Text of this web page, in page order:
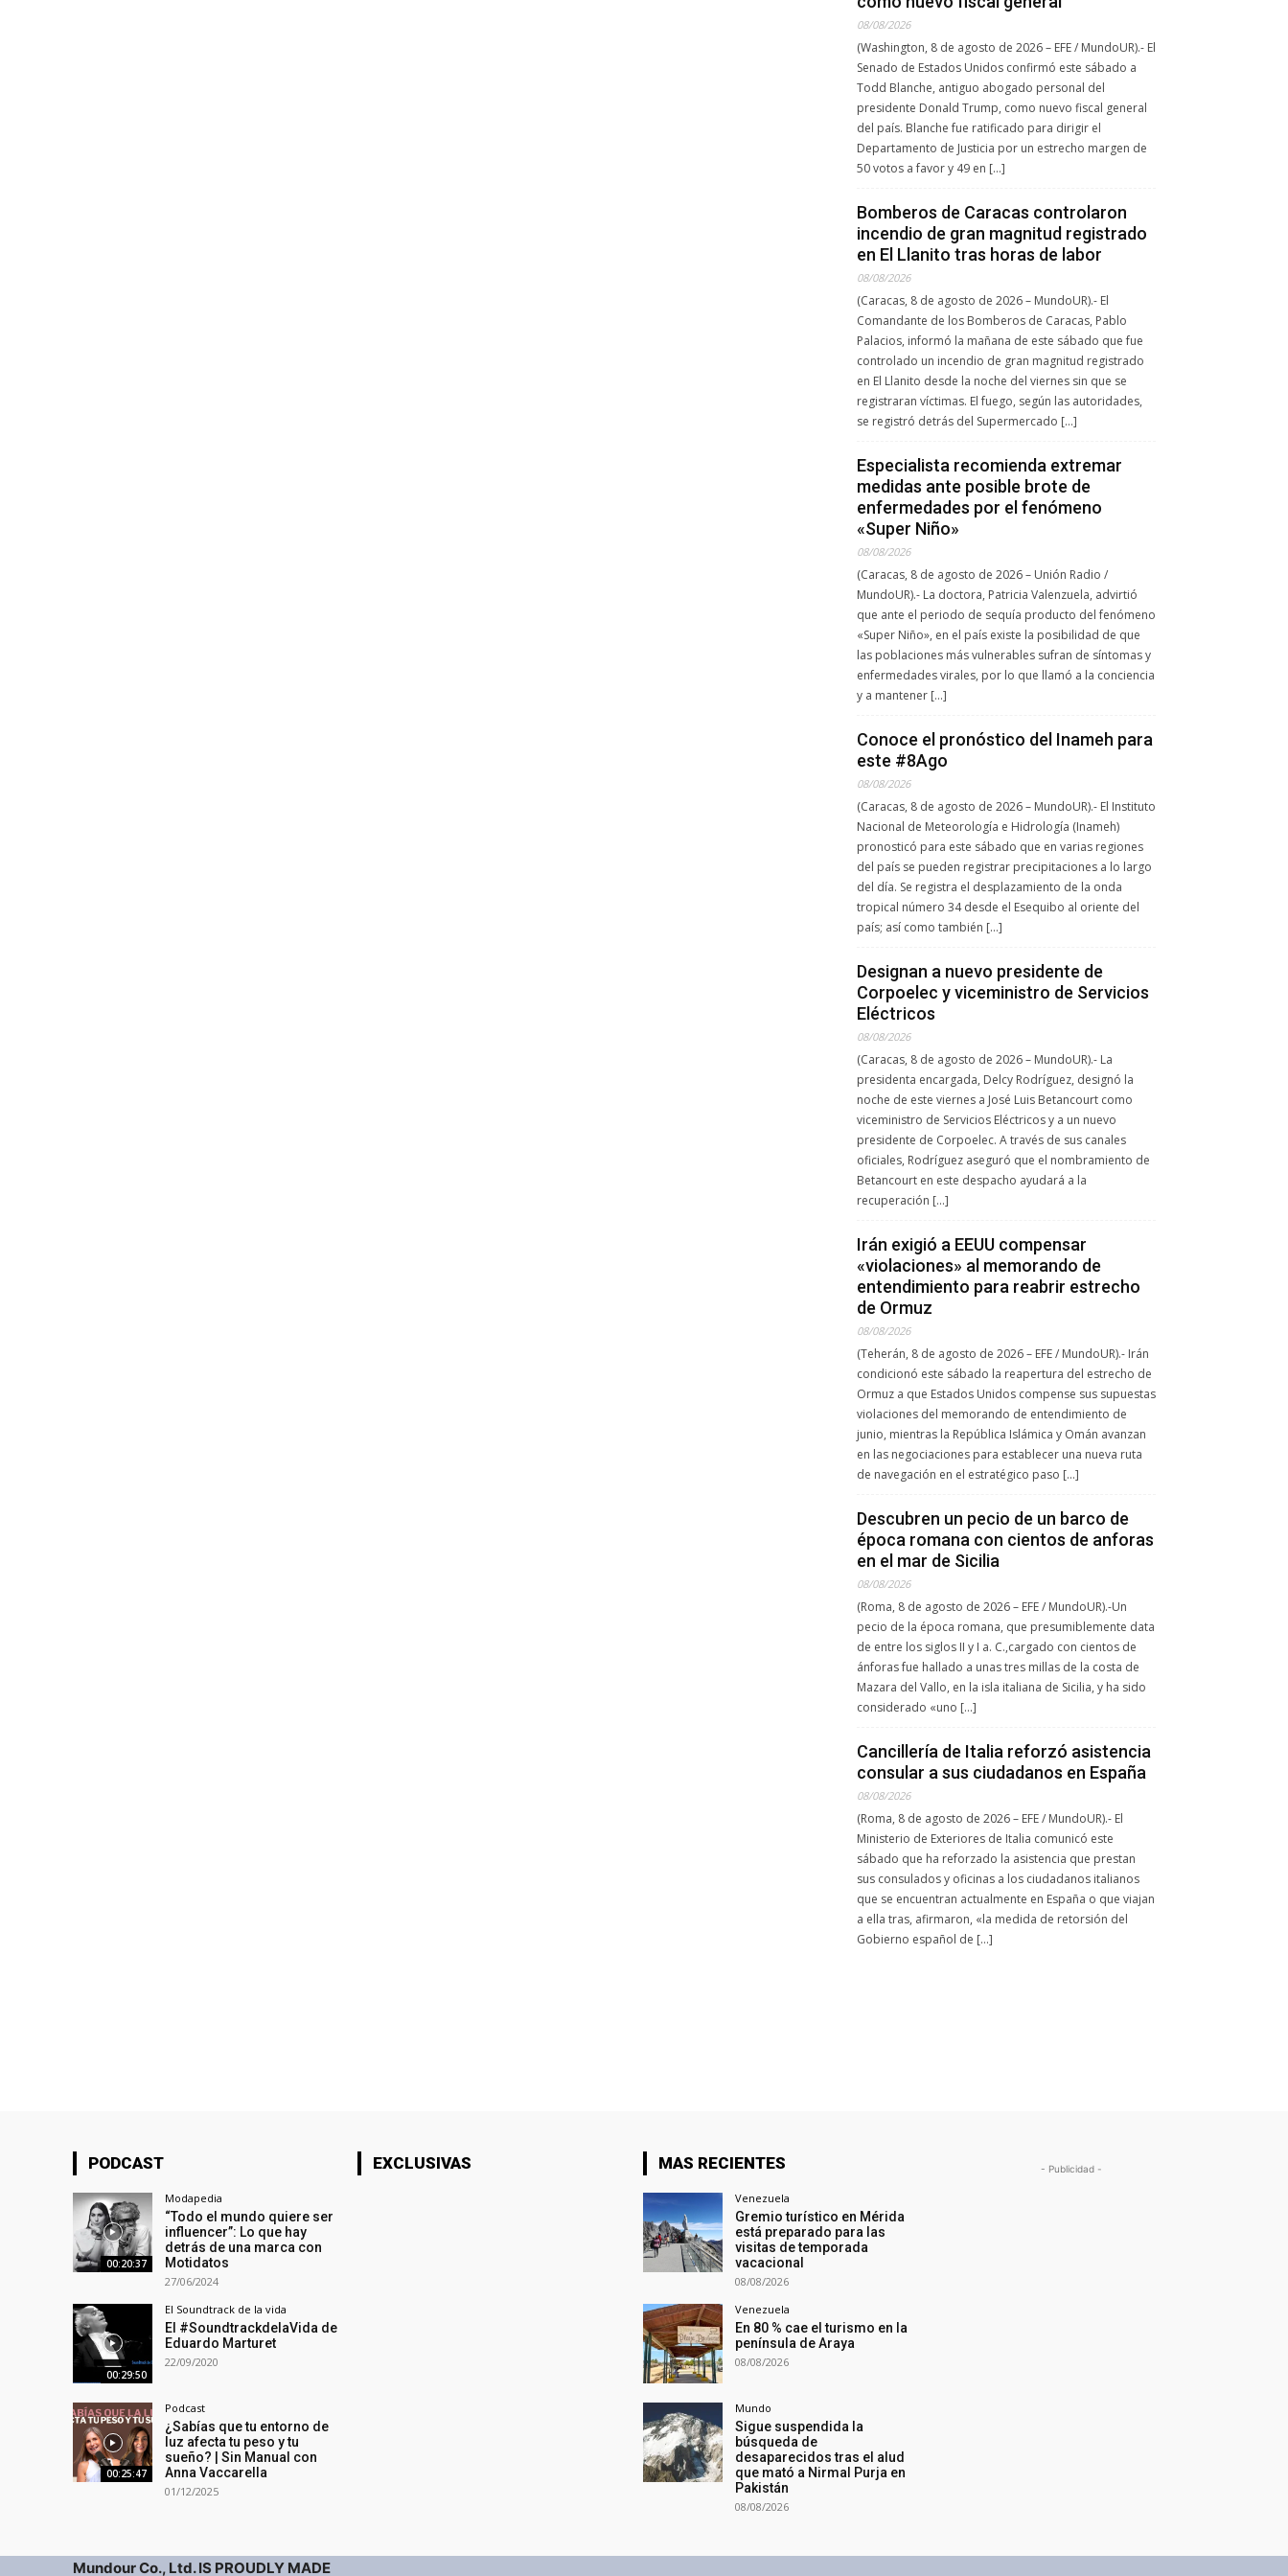
08/08/2026
(Washington, 8 de agosto de 2026 – EFE / MundoUR).- El
Senado de Estados Unidos confirmó este sábado a
Todd Blanche, antiguo abogado personal del
presidente Donald Trump, como nuevo fiscal general
del país. Blanche fue ratificado para dirigir el
Departamento de Justicia por un estrecho margen de
50 votos a favor y 49 en […]
Bomberos de Caracas controlaron
incendio de gran magnitud registrado
en El Llanito tras horas de labor
08/08/2026
(Caracas, 8 de agosto de 2026 – MundoUR).- El
Comandante de los Bomberos de Caracas, Pablo
Palacios, informó la mañana de este sábado que fue
controlado un incendio de gran magnitud registrado
en El Llanito desde la noche del viernes sin que se
registraran víctimas. El fuego, según las autoridades,
se registró detrás del Supermercado […]
Especialista recomienda extremar
medidas ante posible brote de
enfermedades por el fenómeno
«Super Niño»
08/08/2026
(Caracas, 8 de agosto de 2026 – Unión Radio /
MundoUR).- La doctora, Patricia Valenzuela, advirtió
que ante el periodo de sequía producto del fenómeno
«Super Niño», en el país existe la posibilidad de que
las poblaciones más vulnerables sufran de síntomas y
enfermedades virales, por lo que llamó a la conciencia
y a mantener […]
Conoce el pronóstico del Inameh para
este #8Ago
08/08/2026
(Caracas, 8 de agosto de 2026 – MundoUR).- El Instituto
Nacional de Meteorología e Hidrología (Inameh)
pronosticó para este sábado que en varias regiones
del país se pueden registrar precipitaciones a lo largo
del día. Se registra el desplazamiento de la onda
tropical número 34 desde el Esequibo al oriente del
país; así como también […]
Designan a nuevo presidente de
Corpoelec y viceministro de Servicios
Eléctricos
08/08/2026
(Caracas, 8 de agosto de 2026 – MundoUR).- La
presidenta encargada, Delcy Rodríguez, designó la
noche de este viernes a José Luis Betancourt como
viceministro de Servicios Eléctricos y a un nuevo
presidente de Corpoelec. A través de sus canales
oficiales, Rodríguez aseguró que el nombramiento de
Betancourt en este despacho ayudará a la
recuperación […]
Irán exigió a EEUU compensar
«violaciones» al memorando de
entendimiento para reabrir estrecho
de Ormuz
08/08/2026
(Teherán, 8 de agosto de 2026 – EFE / MundoUR).- Irán
condicionó este sábado la reapertura del estrecho de
Ormuz a que Estados Unidos compense sus supuestas
violaciones del memorando de entendimiento de
junio, mientras la República Islámica y Omán avanzan
en las negociaciones para establecer una nueva ruta
de navegación en el estratégico paso […]
Descubren un pecio de un barco de
época romana con cientos de anforas
en el mar de Sicilia
08/08/2026
(Roma, 8 de agosto de 2026 – EFE / MundoUR).-Un
pecio de la época romana, que presumiblemente data
de entre los siglos II y I a. C.,cargado con cientos de
ánforas fue hallado a unas tres millas de la costa de
Mazara del Vallo, en la isla italiana de Sicilia, y ha sido
considerado «uno […]
Cancillería de Italia reforzó asistencia
consular a sus ciudadanos en España
08/08/2026
(Roma, 8 de agosto de 2026 – EFE / MundoUR).- El
Ministerio de Exteriores de Italia comunicó este
sábado que ha reforzado la asistencia que prestan
sus consulados y oficinas a los ciudadanos italianos
que se encuentran actualmente en España o que viajan
a ella tras, afirmaron, «la medida de retorsión del
Gobierno español de […]
PODCAST
00:20:37
Modapedia
“Todo el mundo quiere ser
influencer”: Lo que hay
detrás de una marca con
Motidatos
27/06/2024
00:29:50
El Soundtrack de la vida
El #SoundtrackdelaVida de
Eduardo Marturet
22/09/2020
00:25:47
Podcast
¿Sabías que tu entorno de
luz afecta tu peso y tu
sueño? | Sin Manual con
Anna Vaccarella
01/12/2025
EXCLUSIVAS MAS RECIENTES
Venezuela
Gremio turístico en Mérida
está preparado para las
visitas de temporada
vacacional
08/08/2026
Venezuela
En 80 % cae el turismo en la
península de Araya
08/08/2026
Mundo
Sigue suspendida la
búsqueda de
desaparecidos tras el alud
que mató a Nirmal Purja en
Pakistán
08/08/2026
- Publicidad -
Mundour Co., Ltd. IS PROUDLY MADE